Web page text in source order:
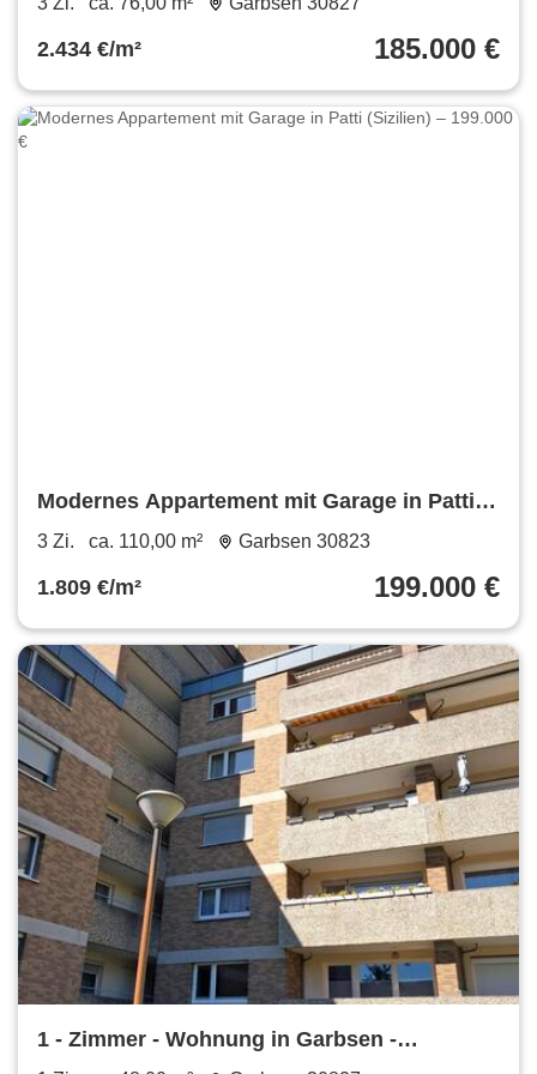
2.434 €/m² 185.000 €
Modernes Appartement mit Garage in Patti
(Sizilien) – 199.000 €
3 Zi. ca. 110,00 m² Garbsen 30823
1.809 €/m² 199.000 €
1 - Zimmer - Wohnung in Garbsen -